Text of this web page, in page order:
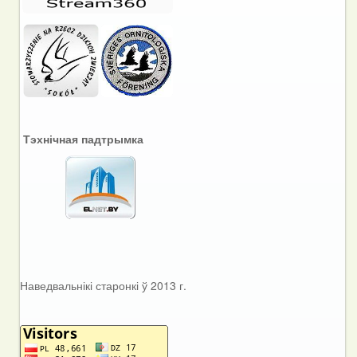
Тэхнічная падтрымка
Наведвальнікі старонкі ў 2013 г.